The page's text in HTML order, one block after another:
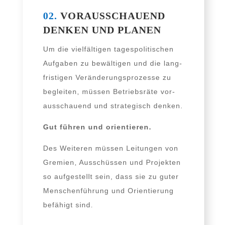
02. VORAUSSCHAUEND
DENKEN UND PLANEN
Um die viel­fäl­ti­gen tages­po­li­ti­schen
Aufgaben zu bewäl­ti­gen und die lang­
fris­ti­gen Veränderungsprozesse zu
beglei­ten, müs­sen Betriebsräte vor­
aus­schau­end und stra­te­gisch denken.
Gut füh­ren und orientieren.
Des Weiteren müs­sen Leitungen von
Gremien, Ausschüssen und Projekten
so auf­ge­stellt sein, dass sie zu guter
Menschenführung und Orientierung
befä­higt sind.